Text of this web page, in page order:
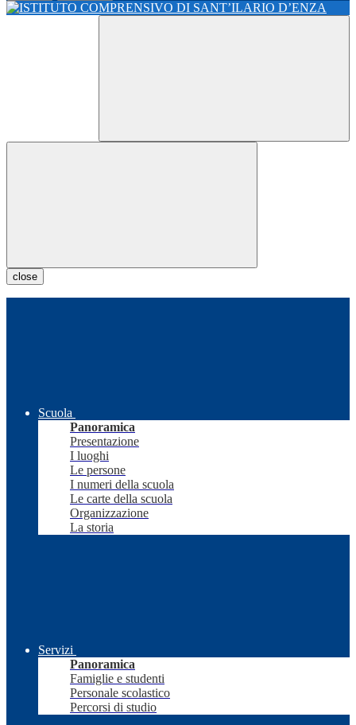
close
Scuola
Panoramica
Presentazione
I luoghi
Le persone
I numeri della scuola
Le carte della scuola
Organizzazione
La storia
Servizi
Panoramica
Famiglie e studenti
Personale scolastico
Percorsi di studio